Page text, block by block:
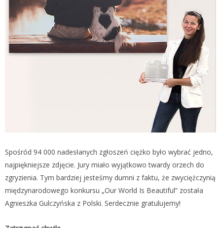
Spośród 94 000 nadesłanych zgłoszeń ciężko było wybrać jedno,
najpiękniejsze zdjęcie. Jury miało wyjątkowo twardy orzech do
zgryzienia. Tym bardziej jesteśmy dumni z faktu, że zwyciężczynią
międzynarodowego konkursu „Our World Is Beautiful” została
Agnieszka Gulczyńska z Polski. Serdecznie gratulujemy!